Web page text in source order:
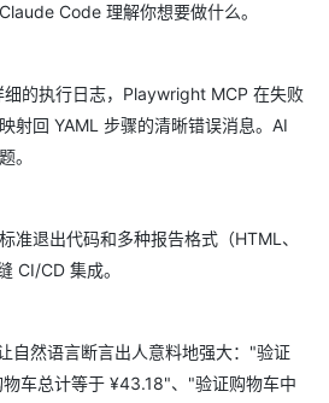
Code 理解你想要做什么。
的执行日志，Playwright MCP 在失败
射回 YAML 步骤的清晰错误消息。AI
。
准退出代码和多种报告格式（HTML、
CI/CD 集成。
自然语言断言出人意料地强大："验证
车总计等于 ¥43.18"、"验证购物车中